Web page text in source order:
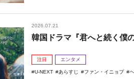
2026.07.21
韓国ドラマ『君へと続く僕
注目 エンタメ
U-NEXT あらすじ ファン・イニョプ